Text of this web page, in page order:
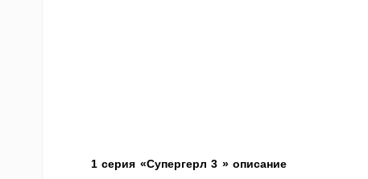
1 серия «Супергерл 3 » описание